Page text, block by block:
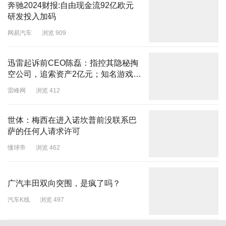
奔驰2024财报:自由现金流92亿欧元
研发投入加码
网易汽车 浏览 909
迅雷起诉前CEO陈磊：指控其隐秘掏
空公司，追索资产2亿元；知名游戏公
赂，已被拘留；京东成立文旅公司
雷峰网 浏览 412
世体：梅西在进入诺坎普前没联系巴
萨的任何人请求许可
懂球帝 浏览 462
广汽丰田双向突围，是疯了吗？
汽车K线 浏览 497